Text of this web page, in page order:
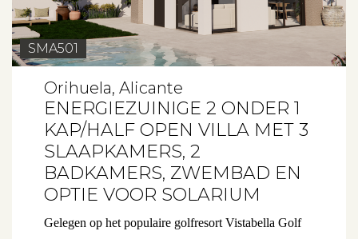
SMA501
Orihuela, Alicante
ENERGIEZUINIGE 2 ONDER 1
KAP/HALF OPEN VILLA MET 3
SLAAPKAMERS, 2
BADKAMERS, ZWEMBAD EN
OPTIE VOOR SOLARIUM
Gelegen op het populaire golfresort Vistabella Golf